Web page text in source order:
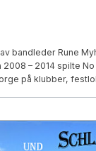
bandleder Rune
– 2014 spilte No
på klubber,